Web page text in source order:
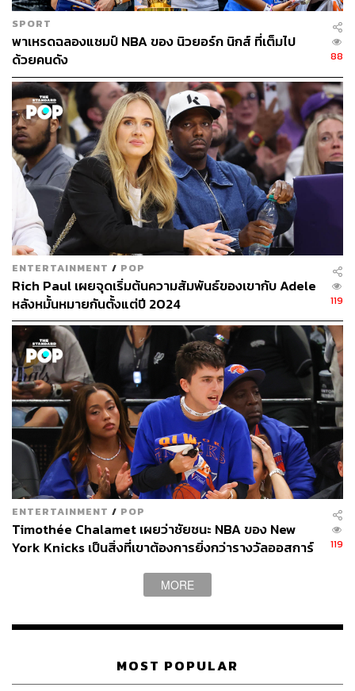
SPORT
พาเหรดฉลองแชมป์ NBA ของ นิวยอร์ก นิกส์ ที่เต็มไป
ด้วยคนดัง
88
ENTERTAINMENT / POP
Rich Paul เผยจุดเริ่มต้นความสัมพันธ์ของเขากับ Adele
หลังหมั้นหมายกันตั้งแต่ปี 2024
119
ENTERTAINMENT / POP
Timothée Chalamet เผยว่าชัยชนะ NBA ของ New
York Knicks เป็นสิ่งที่เขาต้องการยิ่งกว่ารางวัลออสการ์
119
MORE
MOST POPULAR